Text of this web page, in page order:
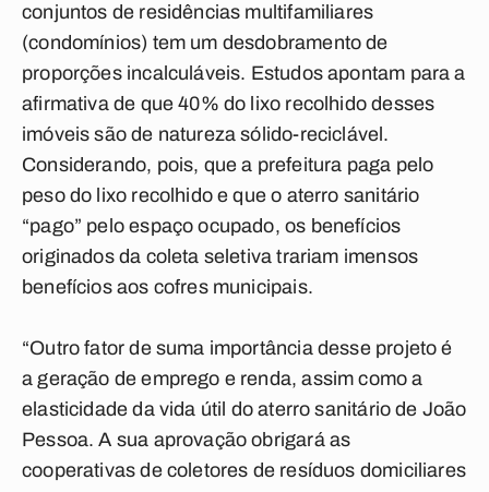
conjuntos de residências multifamiliares
(condomínios) tem um desdobramento de
proporções incalculáveis. Estudos apontam para a
afirmativa de que 40% do lixo recolhido desses
imóveis são de natureza sólido-reciclável.
Considerando, pois, que a prefeitura paga pelo
peso do lixo recolhido e que o aterro sanitário
“pago” pelo espaço ocupado, os benefícios
originados da coleta seletiva trariam imensos
benefícios aos cofres municipais.
“Outro fator de suma importância desse projeto é
a geração de emprego e renda, assim como a
elasticidade da vida útil do aterro sanitário de João
Pessoa. A sua aprovação obrigará as
cooperativas de coletores de resíduos domiciliares